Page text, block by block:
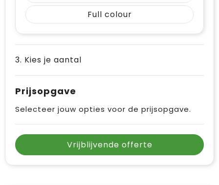
Waterflesjes
Winterse inspiratie
Themapakketten
Golftassen
Trolleys
Goodiebags
Full colour
3. Kies je aantal
Prijsopgave
Selecteer jouw opties voor de prijsopgave.
Vrijblijvende offerte